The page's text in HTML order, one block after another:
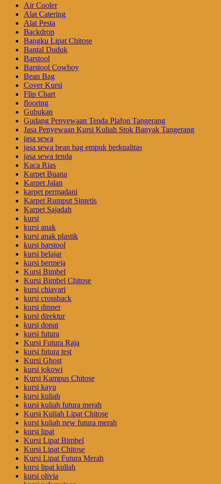
Air Cooler
Alat Catering
Alat Pesta
Backdrop
Bangku Lipat Chitose
Bantal Duduk
Barstool
Barstool Cowboy
Bean Bag
Cover Kursi
Flip Chart
flooring
Gubukan
Gudang Penyewaan Tenda Plafon Tangerang
Jasa Penyewaan Kursi Kuliah Stok Banyak Tangerang
jasa sewa
jasa sewa bean bag empuk berkualitas
jasa sewa tenda
Kaca Rias
Karpet Buana
Karpet Jalan
karpet permadani
Karpet Rumput Sintetis
Karpet Sajadah
kursi
kursi anak
kursi anak plastik
kursi barstool
kursi belajar
kursi bermeja
Kursi Bimbel
Kursi Bimbel Chitose
kursi chiavari
kursi crossback
kursi dinner
kursi direktur
kursi donat
kursi futura
Kursi Futura Raja
kursi futura test
Kursi Ghost
kursi jokowi
Kursi Kampus Chitose
kursi kayu
kursi kuliah
kursi kuliah futura merah
Kursi Kuliah Lipat Chitose
kursi kuliah new futura merah
kursi lipat
Kursi Lipat Bimbel
Kursi Lipat Chitose
Kursi Lipat Futura Merah
kursi lipat kuliah
kursi olivia